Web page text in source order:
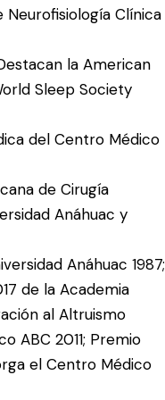
Clínica
la American
Sleep Society
del Centro Médico
de Cirugía
Anáhuac y
Anáhuac 1987;
de la Academia
al Altruismo
ABC 2011; Premio
el Centro Médico